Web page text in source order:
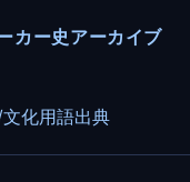
ー史アーカイブ
化用語出典